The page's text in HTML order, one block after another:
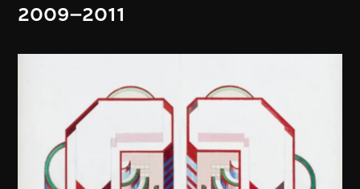
2009–2011